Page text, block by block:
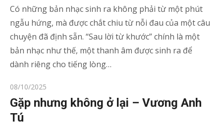
Có những bản nhạc sinh ra không phải từ một phút
ngẫu hứng, mà được chắt chiu từ nỗi đau của một câu
chuyện đã định sẵn. “Sau lời từ khước” chính là một
bản nhạc như thế, một thanh âm được sinh ra để
dành riêng cho tiếng lòng…
Posted
on
08/10/2025
Gặp nhưng không ở lại – Vương Anh
Tú